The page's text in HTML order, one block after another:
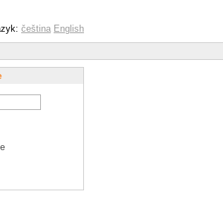
CCTV
čeština English